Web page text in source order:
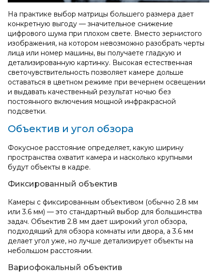
На практике выбор матрицы большего размера дает
конкретную выгоду — значительное снижение
цифрового шума при плохом свете. Вместо зернистого
изображения, на котором невозможно разобрать черты
лица или номер машины, вы получаете гладкую и
детализированную картинку. Высокая естественная
светочувствительность позволяет камере дольше
оставаться в цветном режиме при вечернем освещении
и выдавать качественный результат ночью без
постоянного включения мощной инфракрасной
подсветки.
Объектив и угол обзора
Фокусное расстояние определяет, какую ширину
пространства охватит камера и насколько крупными
будут объекты в кадре.
Фиксированный объектив
Камеры с фиксированным объективом (обычно 2.8 мм
или 3.6 мм) — это стандартный выбор для большинства
задач. Объектив 2.8 мм дает широкий угол обзора,
подходящий для обзора комнаты или двора, а 3.6 мм
делает угол уже, но лучше детализирует объекты на
небольшом расстоянии.
Вариофокальный объектив